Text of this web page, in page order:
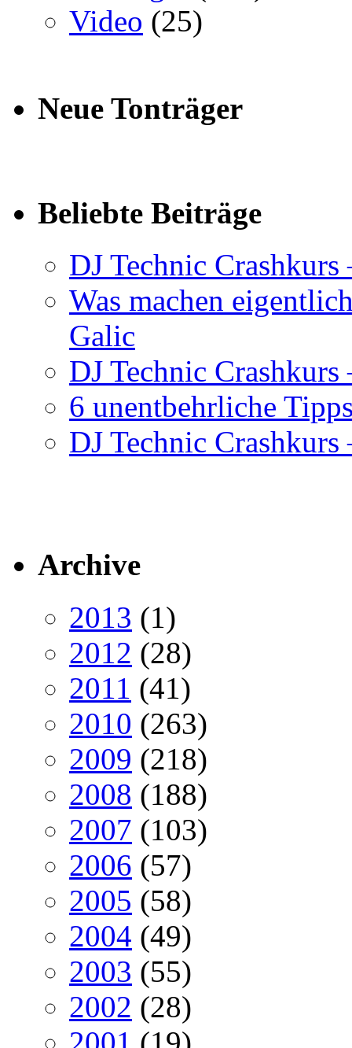
Video (25)
Neue Tonträger
Beliebte Beiträge
DJ Technic
Was machen
Galic
DJ Technic
6 unentbehrliche
DJ Technic
Archive
2013 (1)
2012 (28)
2011 (41)
2010 (263)
2009 (218)
2008 (188)
2007 (103)
2006 (57)
2005 (58)
2004 (49)
2003 (55)
2002 (28)